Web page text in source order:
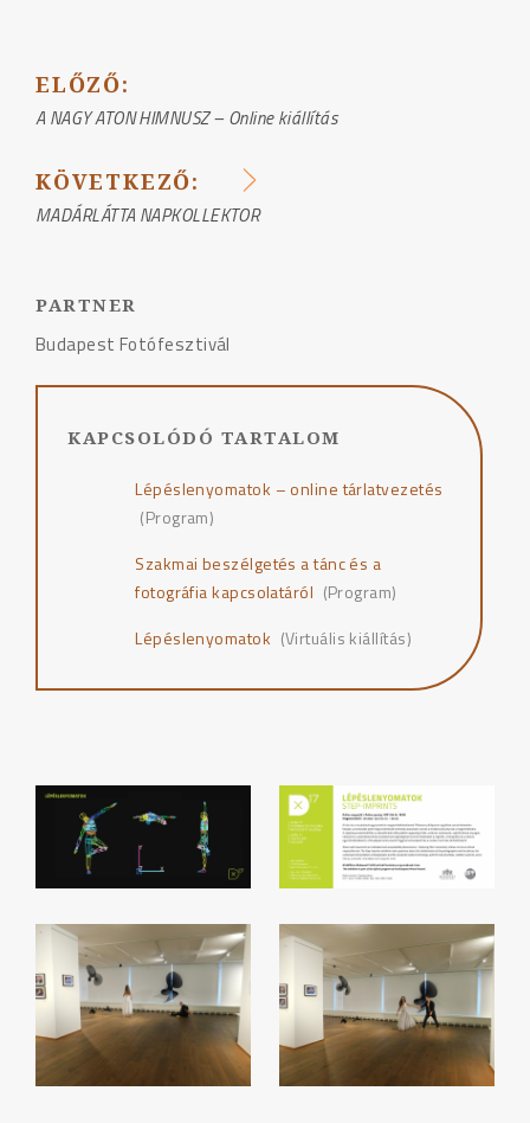
BEJEGYZÉS
NAVIGÁCIÓ
ELŐZŐ:
A NAGY ATON HIMNUSZ – Online kiállítás
KÖVETKEZŐ:
MADÁRLÁTTA NAPKOLLEKTOR
PARTNER
Budapest Fotófesztivál
KAPCSOLÓDÓ TARTALOM
Lépéslenyomatok – online tárlatvezetés
(Program)
Szakmai beszélgetés a tánc és a
fotográfia kapcsolatáról (Program)
Lépéslenyomatok (Virtuális kiállítás)